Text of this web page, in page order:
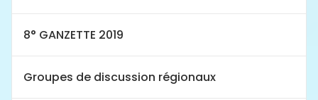
8° GANZETTE 2019
Groupes de discussion régionaux